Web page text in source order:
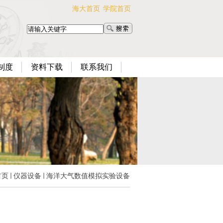
海大首页 学院首页
度 资料下载 联系我们
页 仪器设备 海洋大气数值模拟实验设备